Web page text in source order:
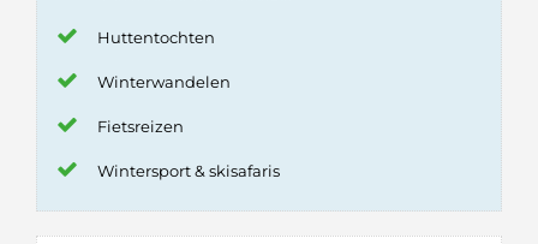
Huttentochten
Winterwandelen
Fietsreizen
Wintersport & skisafaris